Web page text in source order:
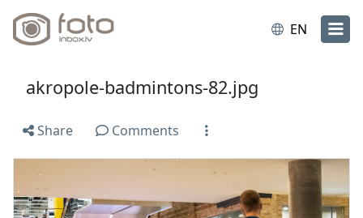
EN
akropole-badmintons-82.jpg
Share Comments